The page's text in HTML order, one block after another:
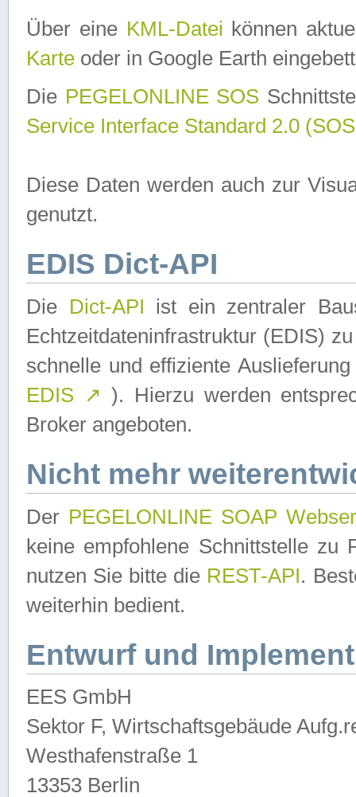
Über eine KML-Datei können
Karte oder in Google Earth
Die PEGELONLINE SOS
Service Interface Standard 2.0
Diese Daten werden auch zur
genutzt.
EDIS Dict-API
Die Dict-API ist ein zentraler
Echtzeitdateninfrastruktur (EDIS)
schnelle und effiziente
EDIS ↗ ). Hierzu werden
Broker angeboten.
Nicht mehr
Der PEGELONLINE SOAP
keine empfohlene Schnittstelle zu
nutzen Sie bitte die REST-API.
weiterhin bedient.
Entwurf und
EES GmbH
Sektor F, Wirtschaftsgebäude
Westhafenstraße 1
13353 Berlin